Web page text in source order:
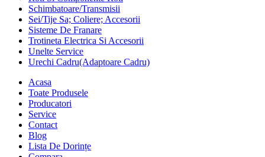
Schimbatoare/Transmisii
Sei/Tije Sa; Coliere; Accesorii
Sisteme De Franare
Trotineta Electrica Si Accesorii
Unelte Service
Urechi Cadru(Adaptoare Cadru)
Acasa
Toate Produsele
Producatori
Service
Contact
Blog
Lista De Dorințe